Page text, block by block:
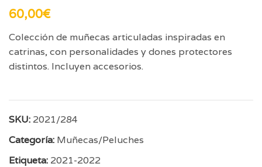
60,00€
Colección de muñecas articuladas inspiradas en
catrinas, con personalidades y dones protectores
distintos. Incluyen accesorios.
SKU: 2021/284
Categoría: Muñecas/Peluches
Etiqueta: 2021-2022